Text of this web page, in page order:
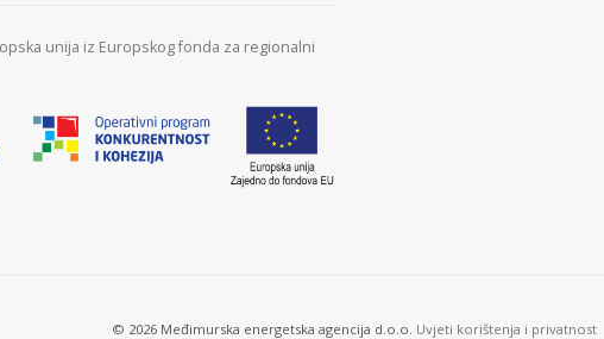
unija iz Europskog fonda za regionalni
© 2026 Međimurska energetska agencija d.o.o. Uvjeti korištenja i privatnost